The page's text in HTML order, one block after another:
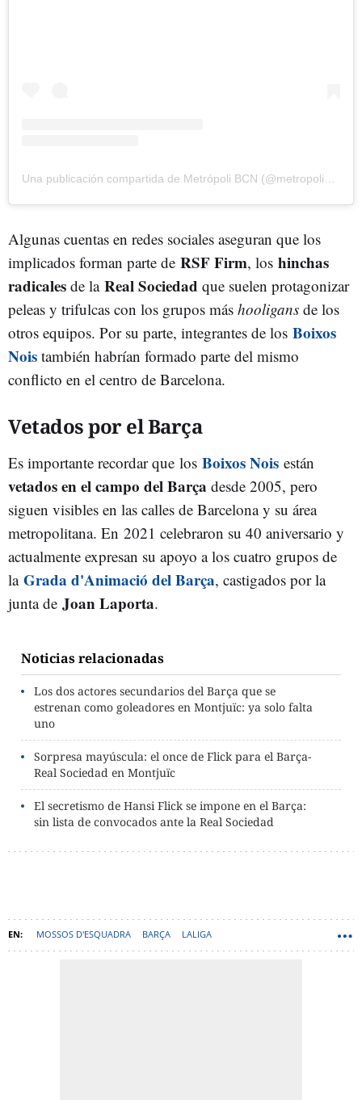
Algunas cuentas en redes sociales aseguran que los
implicados forman parte de RSF Firm, los hinchas
radicales de la Real Sociedad que suelen protagonizar
peleas y trifulcas con los grupos más hooligans de los
otros equipos. Por su parte, integrantes de los Boixos
Nois también habrían formado parte del mismo
conflicto en el centro de Barcelona.
Vetados por el Barça
Es importante recordar que los Boixos Nois están
vetados en el campo del Barça desde 2005, pero
siguen visibles en las calles de Barcelona y su área
metropolitana. En 2021 celebraron su 40 aniversario y
actualmente expresan su apoyo a los cuatro grupos de
la Grada d'Animació del Barça, castigados por la
junta de Joan Laporta.
Noticias relacionadas
Los dos actores secundarios del Barça que se
estrenan como goleadores en Montjuïc: ya solo falta
uno
Sorpresa mayúscula: el once de Flick para el Barça-
Real Sociedad en Montjuïc
El secretismo de Hansi Flick se impone en el Barça:
sin lista de convocados ante la Real Sociedad
MOSSOS D'ESQUADRA BARÇA LALIGA